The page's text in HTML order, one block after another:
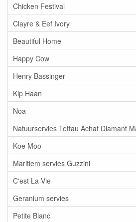
Chicken Festival
Clayre & Eef Ivory
Beautiful Home
Happy Cow
Henry Bassinger
Kip Haan
Noa
Natuurservies Tettau Achat Diamant
Koe Moo
Maritiem servies Guzzini
C'est La Vie
Geranium servies
Petite Blanc